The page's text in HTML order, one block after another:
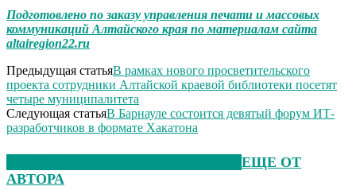
Подготовлено по заказу управления печати и массовых
коммуникаций Алтайского края по материалам сайта
altairegion22.ru
Предыдущая статьяВ рамках нового просветительского
проекта сотрудники Алтайской краевой библиотеки посетят
четыре муниципалитета
Следующая статьяВ Барнауле состоится девятый форум ИТ-
разработчиков в формате Хакатона
ЕЩЕ ОТ
АВТОРА